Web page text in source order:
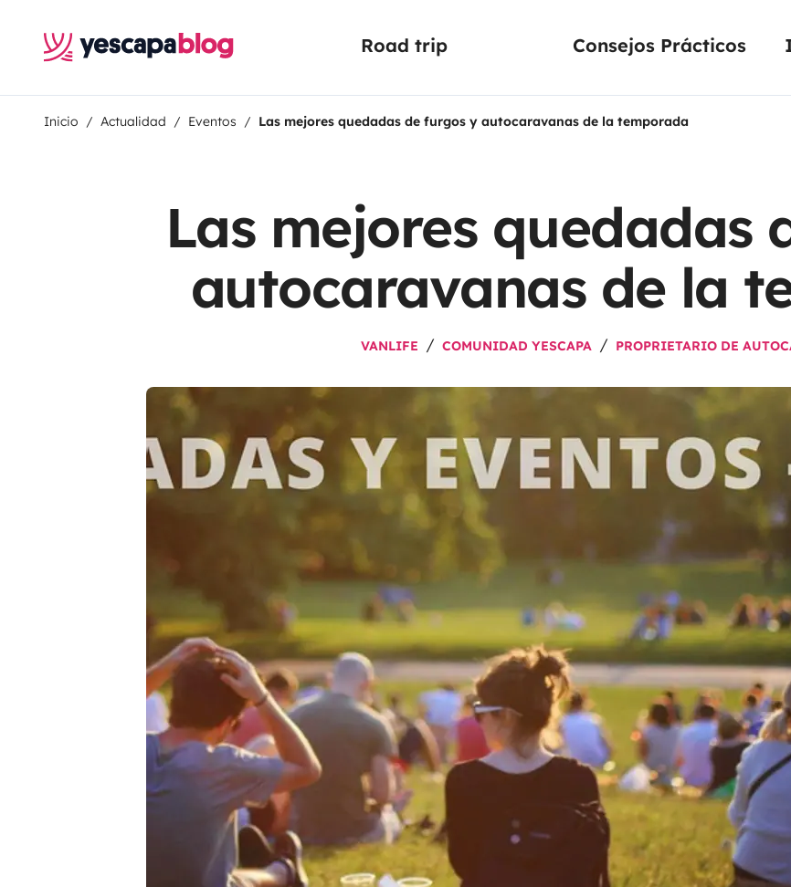
Road trip Consejos Prácticos
Inicio Actualidad Eventos Las mejores quedadas de furgos y autocaravanas de la temporada
Las mejores quedadas
autocaravanas de la
VANLIFE COMUNIDAD YESCAPA PROPRIETARIO DE